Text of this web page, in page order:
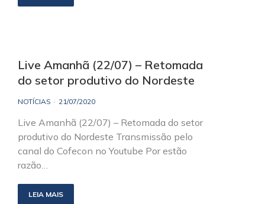
Live Amanhã (22/07) – Retomada
do setor produtivo do Nordeste
NOTÍCIAS 21/07/2020
Live Amanhã (22/07) – Retomada do setor
produtivo do Nordeste Transmissão pelo
canal do Cofecon no Youtube Por estão
razão…
LEIA MAIS